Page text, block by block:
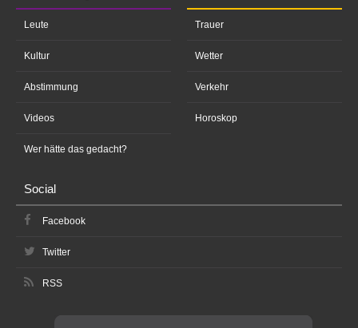
Leute
Kultur
Abstimmung
Videos
Wer hätte das gedacht?
Trauer
Wetter
Verkehr
Horoskop
Social
Facebook
Twitter
RSS